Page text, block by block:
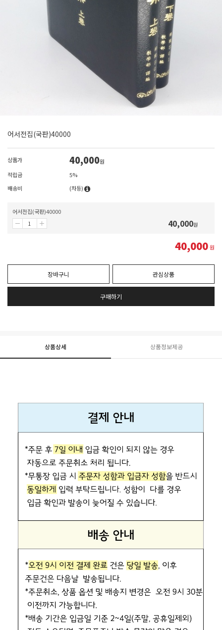
어서전집(국판)40000
상품가 40,000원
적립금
5%
배송비
(차등)
어서전집(국판)40000
40,000원
40,000원
장바구니 관심상품
구매하기
상품상세 상품정보제공